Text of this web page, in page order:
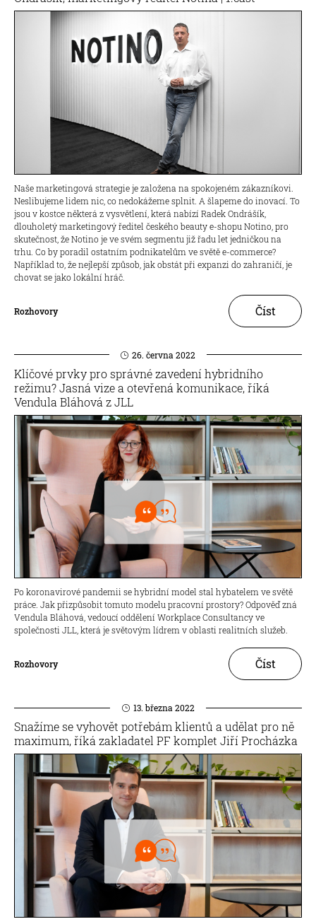
Naše marketingová strategie je založena na spokojeném zákazníkovi.
Neslibujeme lidem nic, co nedokážeme splnit. A šlapeme do inovací. To
jsou v kostce některá z vysvětlení, která nabízí Radek Ondrášík,
dlouholetý marketingový ředitel českého beauty e-shopu Notino, pro
skutečnost, že Notino je ve svém segmentu již řadu let jedničkou na
trhu. Co by poradil ostatním podnikatelům ve světě e-commerce?
Například to, že nejlepší způsob, jak obstát při expanzi do zahraničí, je
chovat se jako lokální hráč.
Rozhovory Číst
26. června 2022
Klíčové prvky pro správné zavedení hybridního
režimu? Jasná vize a otevřená komunikace, říká
Vendula Bláhová z JLL
Po koronavirové pandemii se hybridní model stal hybatelem ve světě
práce. Jak přizpůsobit tomuto modelu pracovní prostory? Odpověď zná
Vendula Bláhová, vedoucí oddělení Workplace Consultancy ve
společnosti JLL, která je světovým lídrem v oblasti realitních služeb.
Rozhovory Číst
13. března 2022
Snažíme se vyhovět potřebám klientů a udělat pro ně
maximum, říká zakladatel PF komplet Jiří Procházka